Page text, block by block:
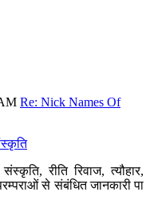
Re: Nick Names Of
रीति रिवाज, त्यौहार,
से संबंधित जानकारी पा